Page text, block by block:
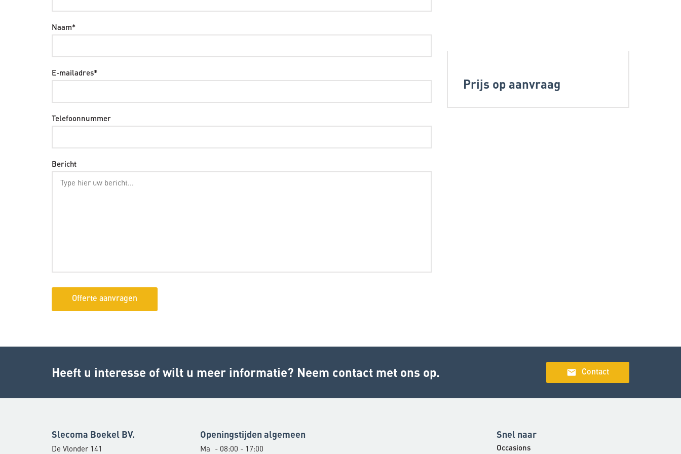
Naam*
E-mailadres*
Telefoonnummer
Bericht
Prijs op aanvraag
Heeft u interesse of wilt u meer informatie? Neem contact met ons op. email Contact
Slecoma Boekel BV.
De Vlonder 141
Openingstijden algemeen
Ma - 08:00 - 17:00
Snel naar
Occasions